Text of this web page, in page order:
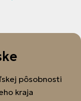
pôsobnosti
kraja